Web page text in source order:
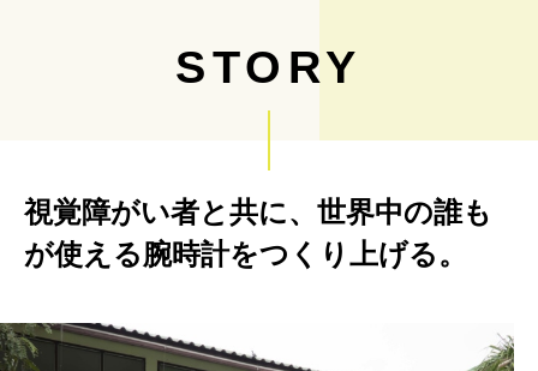
STORY
視覚障がい者と共に、世界中の誰も
が使える腕時計をつくり上げる。